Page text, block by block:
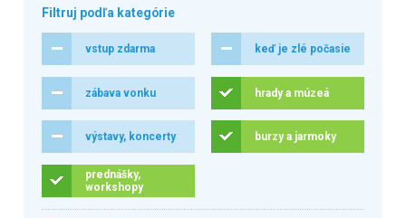
Filtruj podľa kategórie
vstup zdarma keď je zlé počasie
zábava vonku hrady a múzeá
výstavy, koncerty burzy a jarmoky
prednášky,
workshopy